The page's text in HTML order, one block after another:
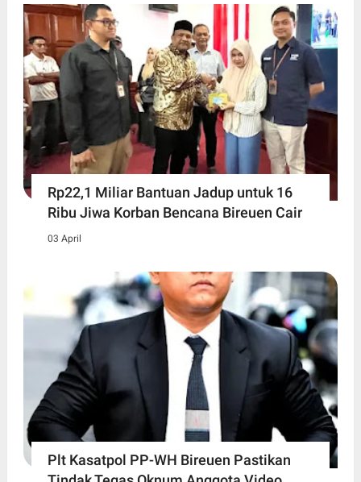
Rp22,1 Miliar Bantuan Jadup untuk 16
Ribu Jiwa Korban Bencana Bireuen Cair
03 April
Plt Kasatpol PP-WH Bireuen Pastikan